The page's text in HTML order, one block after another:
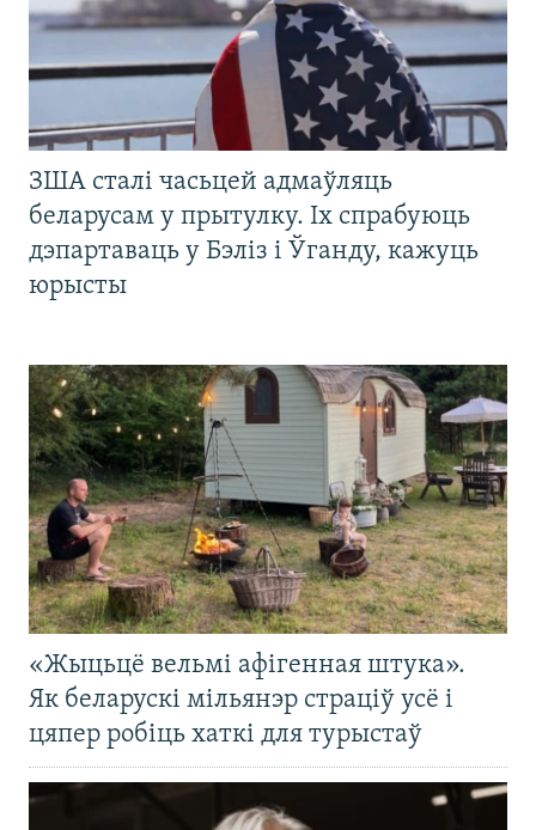
ЗША сталі часьцей адмаўляць
беларусам у прытулку. Іх спрабуюць
дэпартаваць у Бэліз і Ўганду, кажуць
юрысты
«Жыцьцё вельмі афігенная штука».
Як беларускі мільянэр страціў усё і
цяпер робіць хаткі для турыстаў